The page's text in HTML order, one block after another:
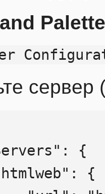
Palette
сервер